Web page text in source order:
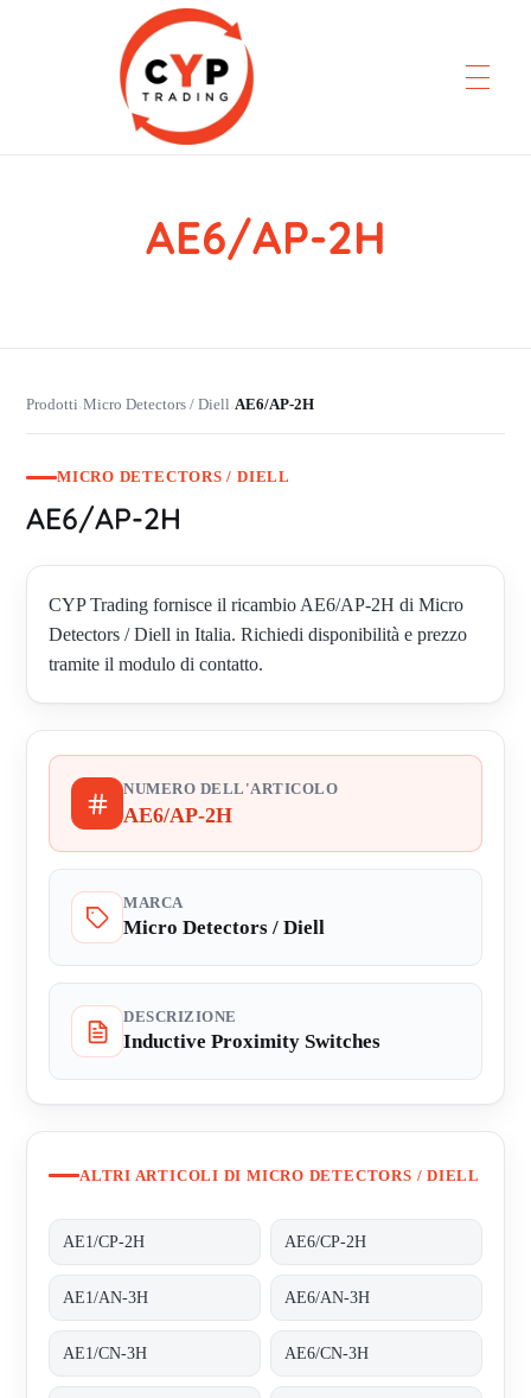
CYP Trading
AE6/AP-2H
Prodotti›Micro Detectors / Diell›AE6/AP-2H
MICRO DETECTORS / DIELL
AE6/AP-2H
CYP Trading fornisce il ricambio AE6/AP-2H di Micro
Detectors / Diell in Italia. Richiedi disponibilità e prezzo
tramite il modulo di contatto.
NUMERO DELL'ARTICOLO
AE6/AP-2H
MARCA
Micro Detectors / Diell
DESCRIZIONE
Inductive Proximity Switches
ALTRI ARTICOLI DI MICRO DETECTORS / DIELL
AE1/CP-2H AE6/CP-2H
AE1/AN-3H AE6/AN-3H
AE1/CN-3H AE6/CN-3H